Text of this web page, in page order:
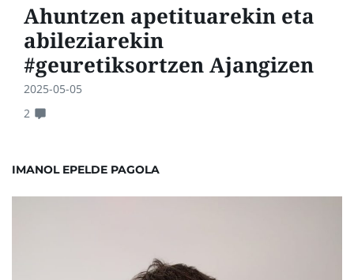
Ahuntzen apetituarekin eta
abileziarekin
#geuretiksortzen Ajangizen
2025-05-05
2
IMANOL EPELDE PAGOLA